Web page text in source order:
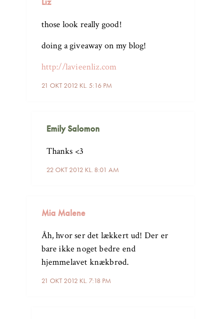
21 OKT 2012 KL. 5:16 PM
those look really good!
doing a giveaway on my blog!
http://lavieenliz.com
Emily Salomon
22 OKT 2012 KL. 8:01 AM
Thanks <3
Mia Malene
21 OKT 2012 KL. 7:18 PM
Åh, hvor ser det lækkert ud! Der er
bare ikke noget bedre end
hjemmelavet knækbrød.